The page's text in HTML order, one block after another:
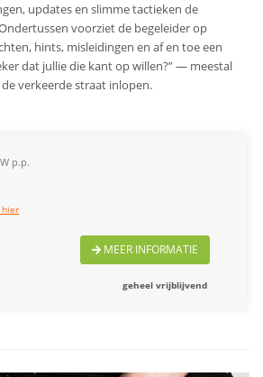
updates en slimme tactieken de
voorziet de begeleider op
hints, misleidingen en af en toe een
dat jullie die kant op willen?” — meestal
verkeerde straat inlopen.
p.p.
hier
MEER INFORMATIE
geheel vrijblijvend